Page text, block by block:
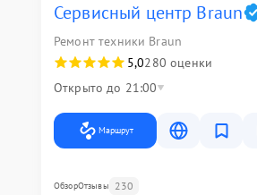
Сервисный центр Braun
Ремонт техники Braun
5,0280 оценки
Открыто до 21:00
Маршрут
ОбзорОтзывы 230